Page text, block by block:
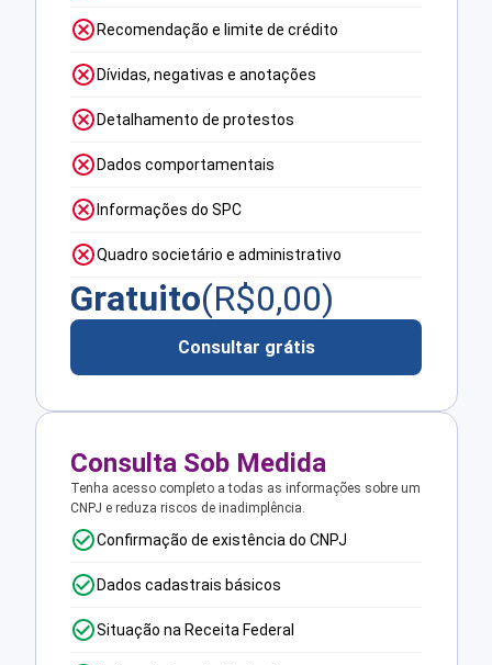
Recomendação e limite de crédito
Dívidas, negativas e anotações
Detalhamento de protestos
Dados comportamentais
Informações do SPC
Quadro societário e administrativo
Gratuito(R$0,00)
Consultar grátis
Consulta Sob Medida
Tenha acesso completo a todas as informações sobre um
CNPJ e reduza riscos de inadimplência.
Confirmação de existência do CNPJ
Dados cadastrais básicos
Situação na Receita Federal